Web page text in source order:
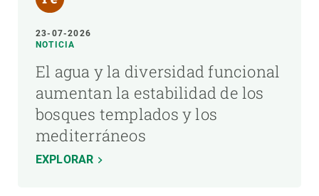
23-07-2026
NOTICIA
El agua y la diversidad funcional
aumentan la estabilidad de los
bosques templados y los
mediterráneos
EXPLORAR